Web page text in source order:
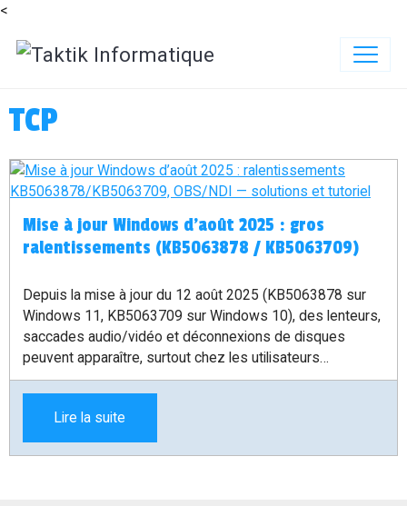
<
TCP
Mise à jour Windows d’août 2025 : gros
ralentissements (KB5063878 / KB5063709)
Depuis la mise à jour du 12 août 2025 (KB5063878 sur
Windows 11, KB5063709 sur Windows 10), des lenteurs,
saccades audio/vidéo et déconnexions de disques
peuvent apparaître, surtout chez les utilisateurs
d’OBS/NDI. Microsoft a confirmé le bug et prépare un
correctif. Solutions temporaires et tutoriel ci-dessous.
Lire la suite